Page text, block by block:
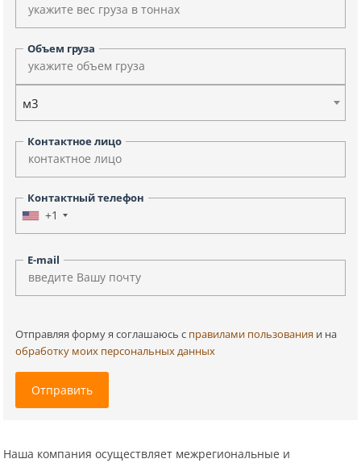
Объем груза
м3
Контактное лицо
Контактный телефон
+1
E-mail
Отправляя форму я соглашаюсь c правилами пользования и на
обработку моих персональных данных
Отправить
Наша компания осуществляет межрегиональные и